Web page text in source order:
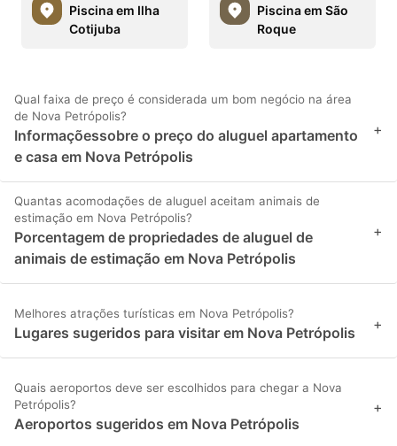
Piscina em Ilha
Cotijuba
Piscina em São
Roque
Qual faixa de preço é considerada um bom negócio na área
de Nova Petrópolis?
Informaçõessobre o preço do aluguel apartamento
e casa em Nova Petrópolis
+
Quantas acomodações de aluguel aceitam animais de
estimação em Nova Petrópolis?
Porcentagem de propriedades de aluguel de
animais de estimação em Nova Petrópolis
+
Melhores atrações turísticas em Nova Petrópolis?
Lugares sugeridos para visitar em Nova Petrópolis +
Quais aeroportos deve ser escolhidos para chegar a Nova
Petrópolis?
Aeroportos sugeridos em Nova Petrópolis
+